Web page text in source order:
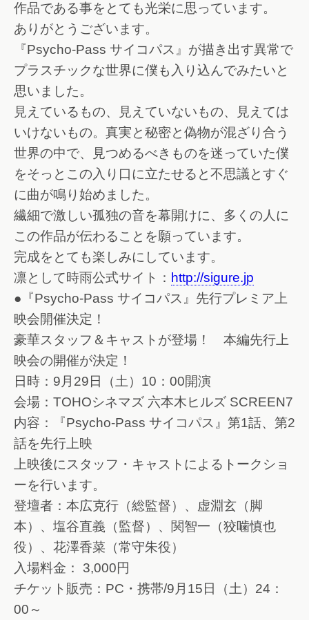
作品である事をとても光栄に思っています。
ありがとうございます。
『Psycho-Pass サイコパス』が描き出す異常で
プラスチックな世界に僕も入り込んでみたいと
思いました。
見えているもの、見えていないもの、見えては
いけないもの。真実と秘密と偽物が混ざり合う
世界の中で、見つめるべきものを迷っていた僕
をそっとこの入り口に立たせると不思議とすぐ
に曲が鳴り始めました。
繊細で激しい孤独の音を幕開けに、多くの人に
この作品が伝わることを願っています。
完成をとても楽しみにしています。
凛として時雨公式サイト： http://sigure.jp
●『Psycho-Pass サイコパス』先行プレミア上
映会開催決定！
豪華スタッフ＆キャストが登場！ 本編先行上
映会の開催が決定！
日時：9月29日（土）10：00開演
会場：TOHOシネマズ 六本木ヒルズ SCREEN7
内容：『Psycho-Pass サイコパス』第1話、第2
話を先行上映
上映後にスタッフ・キャストによるトークショ
ーを行います。
登壇者：本広克行（総監督）、虚淵玄（脚
本）、塩谷直義（監督）、関智一（狡噛慎也
役）、花澤香菜（常守朱役）
入場料金： 3,000円
チケット販売：PC・携帯/9月15日（土）24：
00～